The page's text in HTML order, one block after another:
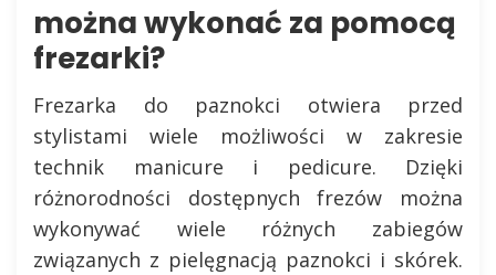
można wykonać za pomocą
frezarki?
Frezarka do paznokci otwiera przed
stylistami wiele możliwości w zakresie
technik manicure i pedicure. Dzięki
różnorodności dostępnych frezów można
wykonywać wiele różnych zabiegów
związanych z pielęgnacją paznokci i skórek.